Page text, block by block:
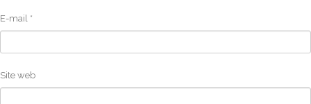
E-mail *
Site web